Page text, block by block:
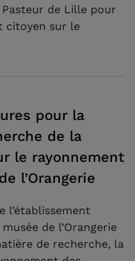
de Lille pour
citoyen sur le
pour la
de la
le rayonnement
l’Orangerie
l’établissement
de l’Orangerie
de recherche, la